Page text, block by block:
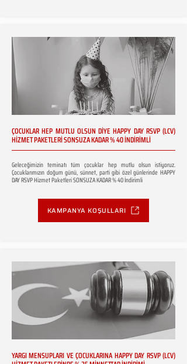
ÇOCUKLAR HEP MUTLU OLSUN DİYE HAPPY DAY RSVP (LCV)
HİZMET PAKETLERİ SONSUZA KADAR % 40 İNDİRİMLİ
Geleceğimizin teminatı tüm çocuklar hep mutlu olsun istiyoruz.
Çocuklarımızın doğum günü, sünnet, parti gibi özel günlerinde HAPPY
DAY RSVP Hizmet Paketleri SONSUZA KADAR % 40 İndirimli
KAMPANYA KOŞULLARI
YARGI MENSUPLARI VE ÇOCUKLARINA HAPPY DAY RSVP (LCV)